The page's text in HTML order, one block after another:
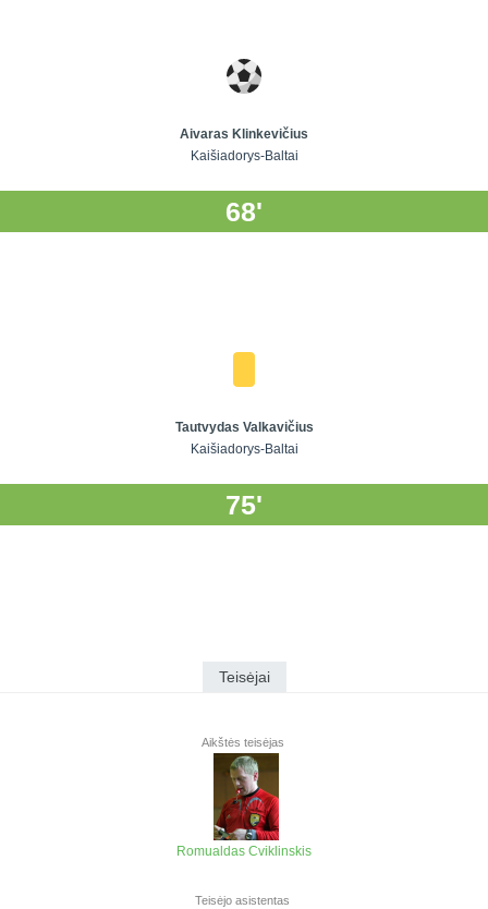
Aivaras Klinkevičius
Kaišiadorys-Baltai
68'
Tautvydas Valkavičius
Kaišiadorys-Baltai
75'
Teisėjai
Aikštės teisėjas
Romualdas Cviklinskis
Teisėjo asistentas